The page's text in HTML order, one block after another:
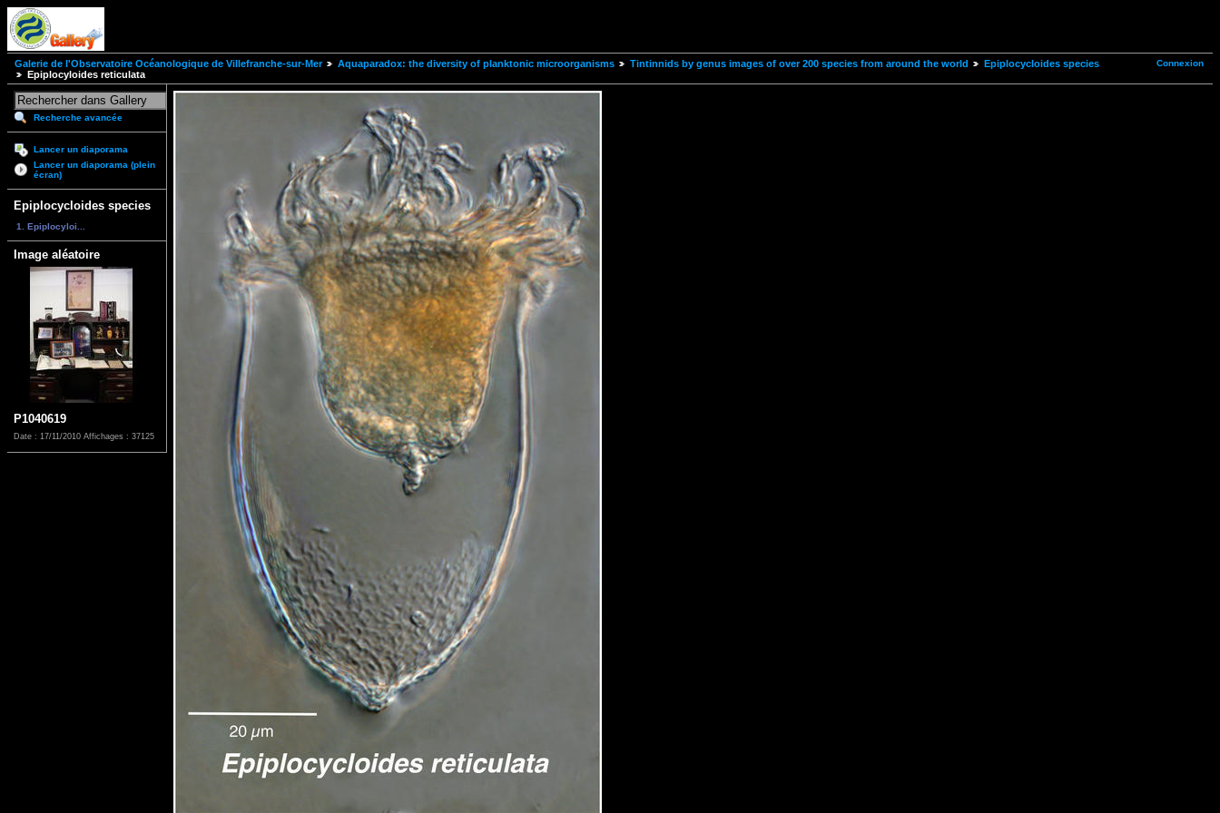
Connexion
Galerie de l'Observatoire Océanologique de Villefranche-sur-Mer Aquaparadox: the diversity of planktonic microorganisms Tintinnids by genus images of over 200 species from around the world
Epiplocycloides species
Epiplocyloides reticulata
Recherche avancée
Lancer un diaporama
Lancer un diaporama (plein
écran)
Epiplocycloides species
1. Epiplocyloi...
Image aléatoire
P1040619
Date : 17/11/2010 Affichages : 37125